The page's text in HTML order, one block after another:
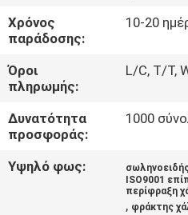
ΖΗΤΉΣΤΕ
ΈΝΑ
ΑΠΌΣΠΑΣΜΑ
ΕΙΔΉΣΕΙΣ
Χρόνος
παράδοσης:
10-20
Όροι
πληρωμής:
L/C, T/T,
Δυνατότητα
προσφοράς:
1000
Υψηλό φως:
ISO9001
περίφραξη
, φράκτης